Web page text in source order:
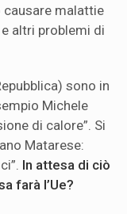
malattie
altri problemi di
sono in
Michele
di calore”. Si
Matarese:
In attesa di ciò
farà l’Ue?